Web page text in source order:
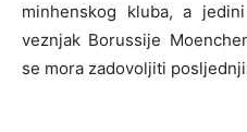
minhenskog kluba, a
veznjak Borussije
se mora zadovoljiti